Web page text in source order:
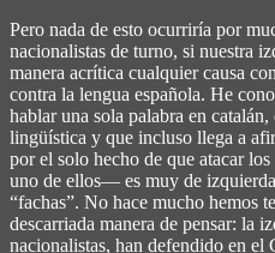
Pero nada de esto ocurriría por
nacionalistas de turno, si nuestra
manera acrítica cualquier causa
contra la lengua española. He
hablar una sola palabra en
lingüística y que incluso llega a
por el solo hecho de que atacar
uno de ellos― es muy de
“fachas”. No hace mucho hemos
descarriada manera de pensar: la
nacionalistas, han defendido en